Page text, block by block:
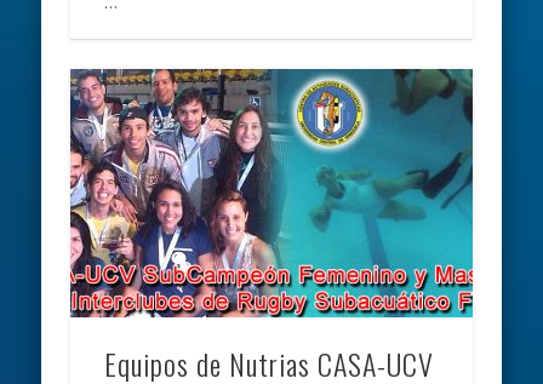
Equipos de Nutrias CASA-UCV